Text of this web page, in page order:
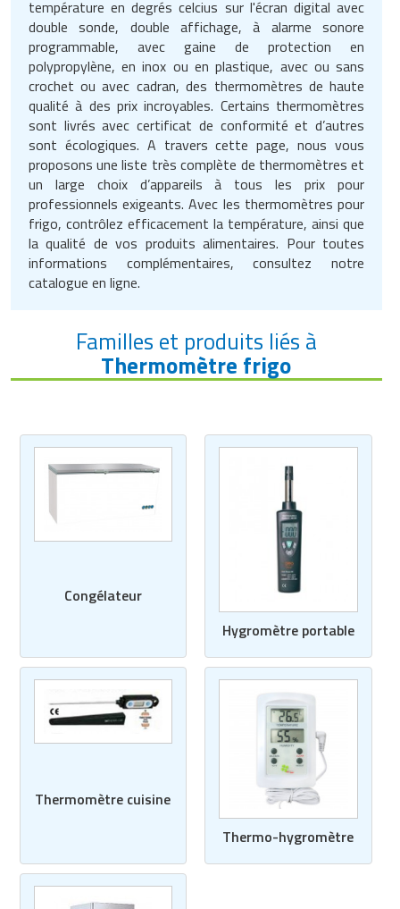
température en degrés celcius sur l'écran digital avec
double sonde, double affichage, à alarme sonore
programmable, avec gaine de protection en
polypropylène, en inox ou en plastique, avec ou sans
crochet ou avec cadran, des thermomètres de haute
qualité à des prix incroyables. Certains thermomètres
sont livrés avec certificat de conformité et d’autres
sont écologiques. A travers cette page, nous vous
proposons une liste très complète de thermomètres et
un large choix d’appareils à tous les prix pour
professionnels exigeants. Avec les thermomètres pour
frigo, contrôlez efficacement la température, ainsi que
la qualité de vos produits alimentaires. Pour toutes
informations complémentaires, consultez notre
catalogue en ligne.
Familles et produits liés à
Thermomètre frigo
Congélateur
Hygromètre portable
Thermomètre cuisine
Thermo-hygromètre